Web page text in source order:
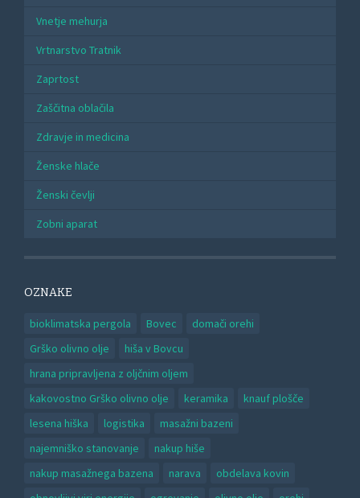
Vnetje mehurja
Vrtnarstvo Tratnik
Zaprtost
Zaščitna oblačila
Zdravje in medicina
Ženske hlače
Ženski čevlji
Zobni aparat
OZNAKE
bioklimatska pergola Bovec
domači orehi
Grško olivno olje
hiša v Bovcu
hrana pripravljena z oljčnim oljem
kakovostno Grško olivno olje
keramika
knauf plošče
lesena hiška
logistika
masažni bazeni
najemniško stanovanje
nakup hiše
nakup masažnega bazena
narava
obdelava kovin